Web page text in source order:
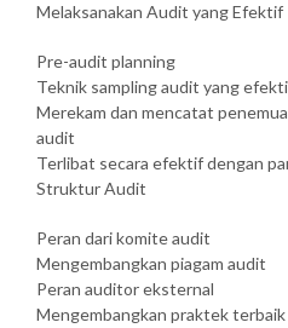
Melaksanakan Audit yang Efektif
Pre-audit planning
Teknik sampling audit yang
Merekam dan mencatat
audit
Terlibat secara efektif dengan
Struktur Audit
Peran dari komite audit
Mengembangkan piagam audit
Peran auditor eksternal
Mengembangkan praktek